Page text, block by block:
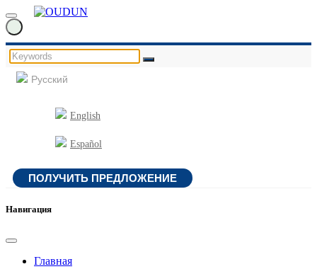
Русский
English
Español
ПОЛУЧИТЬ ПРЕДЛОЖЕНИЕ
Навигация
Главная